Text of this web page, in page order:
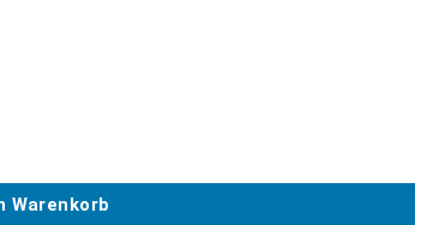
Warenkorb